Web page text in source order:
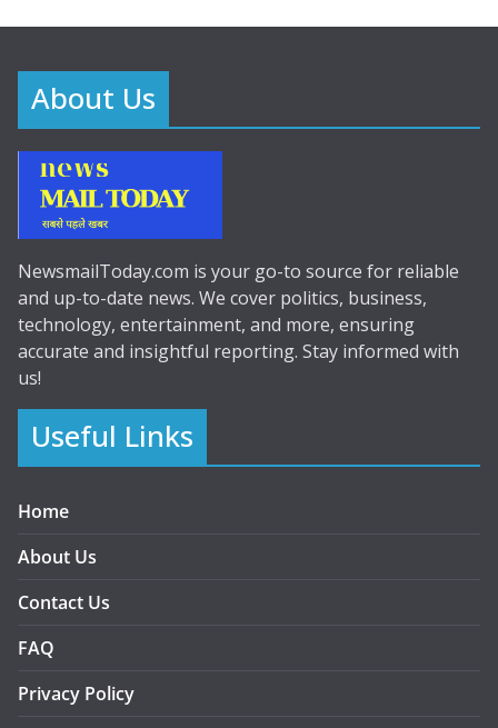
About Us
NewsmailToday.com is your go-to source for reliable
and up-to-date news. We cover politics, business,
technology, entertainment, and more, ensuring
accurate and insightful reporting. Stay informed with
us!
Useful Links
Home
About Us
Contact Us
FAQ
Privacy Policy